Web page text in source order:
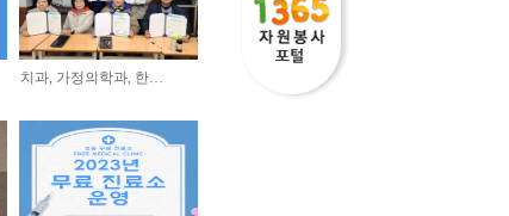
치과, 가정의학과, 한…